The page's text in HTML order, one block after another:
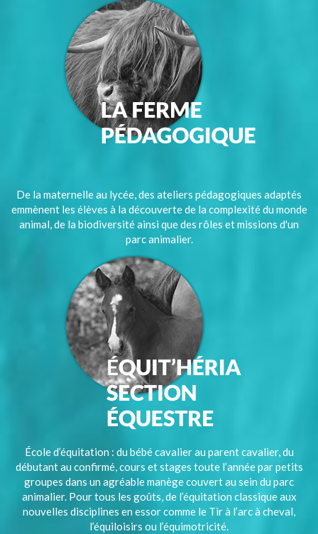
De la maternelle au lycée, des ateliers pédagogiques adaptés
emmènent les élèves à la découverte de la complexité du monde
animal, de la biodiversité ainsi que des rôles et missions d'un
parc animalier.
École d’équitation : du bébé cavalier au parent cavalier, du
débutant au confirmé, cours et stages toute l’année par petits
groupes dans un agréable manège couvert au sein du parc
animalier. Pour tous les goûts, de l’équitation classique aux
nouvelles disciplines en essor comme le Tir à l’arc à cheval,
l’équiloisirs ou l’équimotricité.